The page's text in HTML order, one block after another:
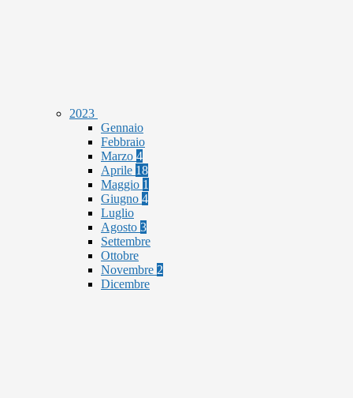
2023
Gennaio
Febbraio
Marzo 4
Aprile 18
Maggio 1
Giugno 4
Luglio
Agosto 3
Settembre
Ottobre
Novembre 2
Dicembre